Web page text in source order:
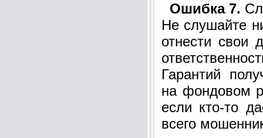
Ошибка 7.
Не слушайте
отнести свои
Гарантий
на фондовом
если кто-то
всего